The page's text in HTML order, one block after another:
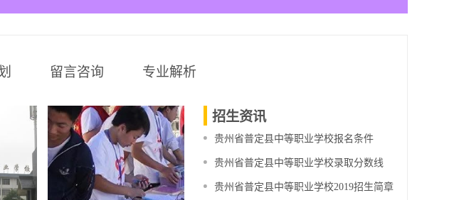
留言咨询 专业解析
招生资讯
贵州省普定县中等职业学校报名条件
贵州省普定县中等职业学校录取分数线
贵州省普定县中等职业学校2019招生简章